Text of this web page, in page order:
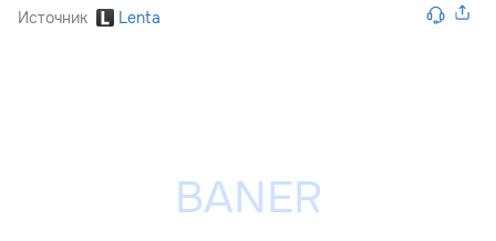
Источник Lenta